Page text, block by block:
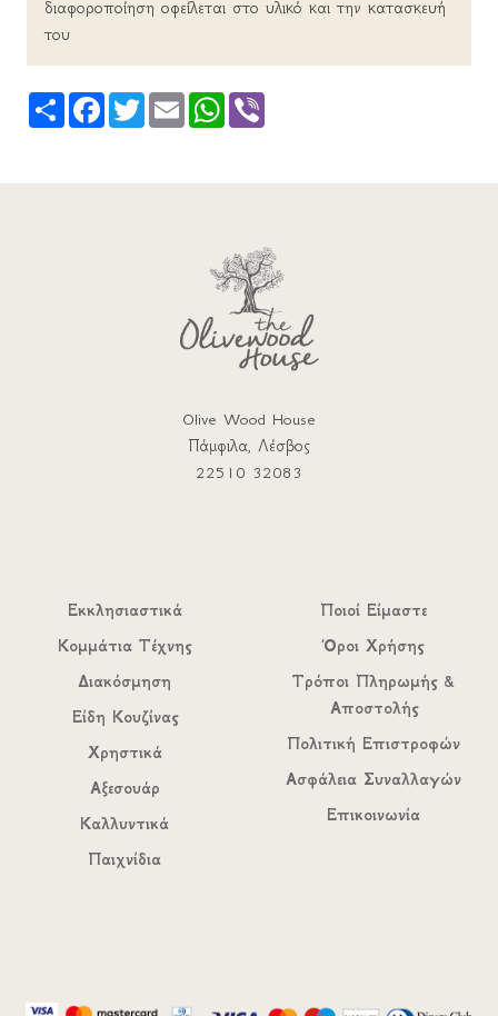
διαφοροποίηση οφείλεται στο υλικό και την κατασκευή
του
Share FacebookTwitterEmail WhatsApp
Olive Wood House
Πάμφιλα, Λέσβος
22510 32083
Εκκλησιαστικά
Κομμάτια Τέχνης
Διακόσμηση
Είδη Κουζίνας
Χρηστικά
Αξεσουάρ
Καλλυντικά
Παιχνίδια
Ποιοί Είμαστε
Όροι Χρήσης
Τρόποι Πληρωμής &
Αποστολής
Πολιτική Επιστροφών
Ασφάλεια Συναλλαγών
Επικοινωνία